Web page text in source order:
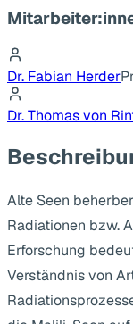
Dr. Fabian Herder
Dr. Thomas von
Alte Seen
Radiationen bzw.
Erforschung
Verständnis von